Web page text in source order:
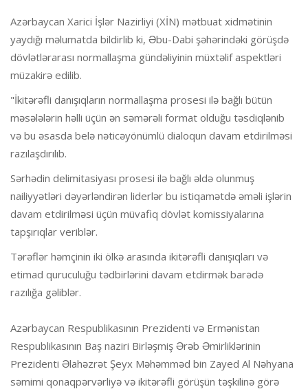
Azərbaycan Xarici İşlər Nazirliyi (XİN) mətbuat xidmətinin
yaydığı məlumatda bildirlib ki, Əbu-Dabi şəhərindəki görüşdə
dövlətlərarası normallaşma gündəliyinin müxtəlif aspektləri
müzakirə edilib.
"İkitərəfli danışıqların normallaşma prosesi ilə bağlı bütün
məsələlərin həlli üçün ən səmərəli format olduğu təsdiqlənib
və bu əsasda belə nəticəyönümlü dialoqun davam etdirilməsi
razılaşdırılıb.
Sərhədin delimitasiyası prosesi ilə bağlı əldə olunmuş
nailiyyətləri dəyərləndirən liderlər bu istiqamətdə əməli işlərin
davam etdirilməsi üçün müvafiq dövlət komissiyalarına
tapşırıqlar veriblər.
Tərəflər həmçinin iki ölkə arasında ikitərəfli danışıqları və
etimad quruculuğu tədbirlərini davam etdirmək barədə
razılığa gəliblər.
Azərbaycan Respublikasının Prezidenti və Ermənistan
Respublikasının Baş naziri Birləşmiş Ərəb Əmirliklərinin
Prezidenti Əlahəzrət Şeyx Məhəmməd bin Zayed Al Nəhyana
səmimi qonaqpərvərliyə və ikitərəfli görüşün təşkilinə görə